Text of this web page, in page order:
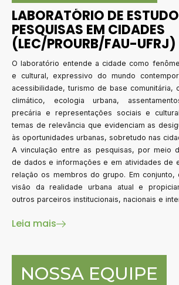
LABORATÓRIO DE
PESQUISAS EM CIDADES
(LEC/PROURB/FAU-UFRJ)
O laboratório entende a cidade como
e cultural, expressivo do mundo
acessibilidade, turismo de base comunitária,
climático, ecologia urbana,
precária e representações sociais e
temas de relevância que evidenciam as
às oportunidades urbanas, sobretudo nas
A vinculação entre as pesquisas, por meio
de dados e informações e em atividades de
relação os membros do grupo. Em conjunto,
visão da realidade urbana atual e
outros parceiros institucionais, nacionais e
Leia mais
NOSSA EQUIPE